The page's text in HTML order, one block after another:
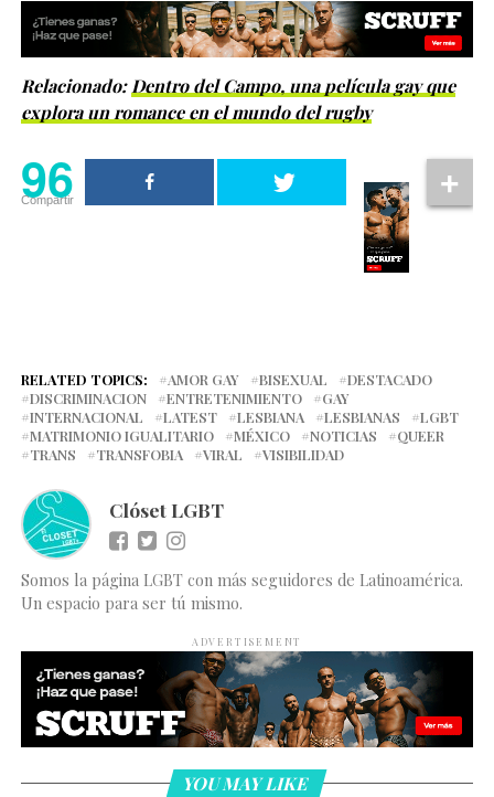
Relacionado: Dentro del Campo, una película gay que
explora un romance en el mundo del rugby
96
Compartir
RELATED TOPICS: AMOR GAY BISEXUAL
DESTACADO
DISCRIMINACION
ENTRETENIMIENTO
GAY
INTERNACIONAL
LATEST LESBIANA LESBIANAS
LGBT
MATRIMONIO IGUALITARIO
MÉXICO NOTICIAS
QUEER
TRANS
TRANSFOBIA VIRAL VISIBILIDAD
Clóset LGBT
Somos la página LGBT con más seguidores de Latinoamérica.
Un espacio para ser tú mismo.
ADVERTISEMENT
YOU MAY LIKE